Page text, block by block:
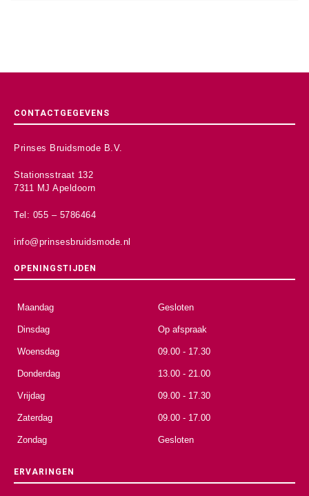
CONTACTGEGEVENS
Prinses Bruidsmode B.V.
Stationsstraat 132
7311 MJ Apeldoorn
Tel: 055 – 5786464
info@prinsesbruidsmode.nl
OPENINGSTIJDEN
Maandag Gesloten
Dinsdag Op afspraak
Woensdag 09.00 - 17.30
Donderdag 13.00 - 21.00
Vrijdag 09.00 - 17.30
Zaterdag 09.00 - 17.00
Zondag Gesloten
ERVARINGEN